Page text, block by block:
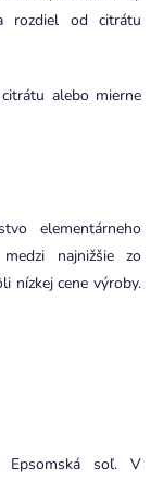
rozdiel od citrátu
alebo mierne
elementárneho
najnižšie zo
nízkej cene výroby.
Epsomská soľ. V